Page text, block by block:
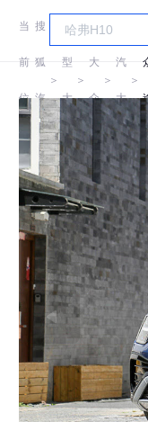
当
前
位
置:
搜
狐
汽
车
＞
车
型
大
全
＞
大
众
＞
汽
大
众
＞